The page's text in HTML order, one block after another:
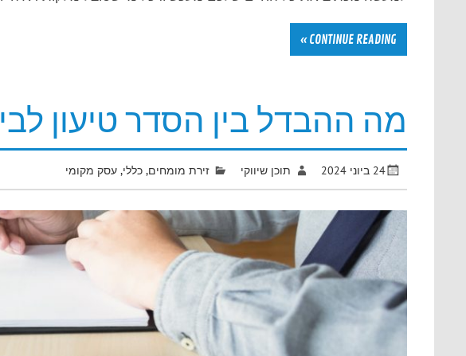
CONTINUE READING »
מה ההבדל בין הסדר טיעון
24 ביוני 2024 תוכן שיווקי זירת מומחים, כללי, עסק מקומי